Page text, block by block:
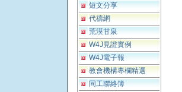
短文分享
代禱網
荒漠甘泉
W4J見證實例
W4J電子報
教會機構專欄精選
同工聯絡簿